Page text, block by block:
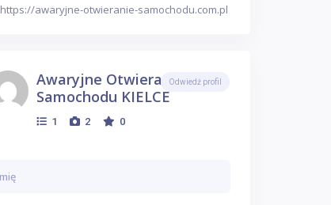
https://awaryjne-otwieranie-samochodu.com.pl
Awaryjne Otwieranie
Samochodu KIELCE
1 2 0
Odwiedź profil